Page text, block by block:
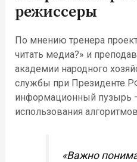
режиссеры
По мнению тренера
читать медиа?» и
академии народного
службы при Президенте
информационный пузырь –
использования
«Важно